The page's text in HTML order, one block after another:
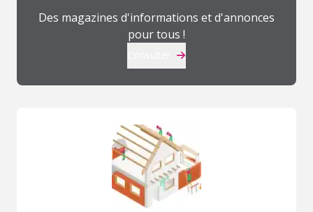
Des magazines d'informations et d'annonces
pour tous !